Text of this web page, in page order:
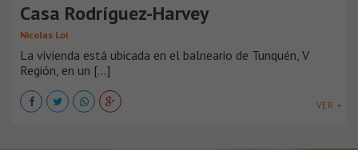
Casa Rodríguez-Harvey
Nicolas Loi
La vivienda está ubicada en el balneario de Tunquén, V
Región, en un [...]
VER +